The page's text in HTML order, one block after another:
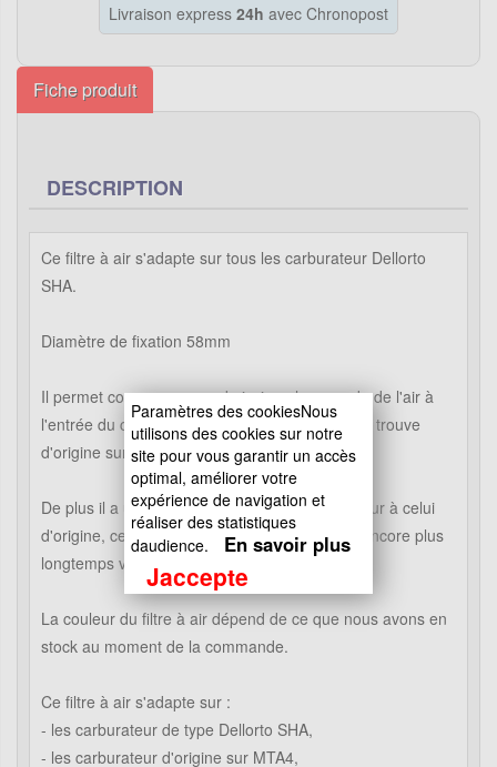
Livraison express 24h avec Chronopost
Fiche produit
DESCRIPTION
Ce filtre à air s'adapte sur tous les carburateur Dellorto
SHA.
Diamètre de fixation 58mm
Il permet comparer une admission plus grande de l'air à
l'entrée du carburateur comparé au filtre qui se trouve
d'origine sur le carburateur.
De plus il a un pouvoir de filtration bien supèrieur à celui
d'origine, ce qui vous permettra de préserver encore plus
longtemps votre moteur.
La couleur du filtre à air dépend de ce que nous avons en
stock au moment de la commande.
Ce filtre à air s'adapte sur :
- les carburateur de type Dellorto SHA,
- les carburateur d'origine sur MTA4,
Paramètres des cookiesNous
utilisons des cookies sur notre
site pour vous garantir un accès
optimal, améliorer votre
expérience de navigation et
réaliser des statistiques
daudience.
En savoir plus
Jaccepte